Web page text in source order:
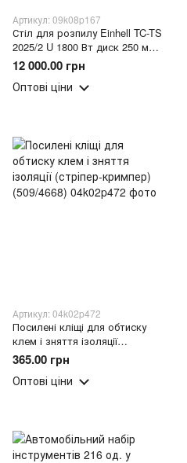
Артикул: 09k08p167
Стіл для розпилу Einhell TC-TS
2025/2 U 1800 Вт диск 250 мм
5000 об/хв/Циркулярний стіл
(509/4677)
12 000.00 грн
Оптові ціни
Артикул: 04k02p472
Посилені кліщі для обтиску
клем і зняття ізоляції
(стріпер-кримпер) (509/4668)
365.00 грн
Оптові ціни